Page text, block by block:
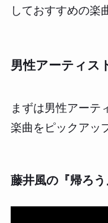
しておすすめの楽
男性アーティス
まずは男性アーテ
楽曲をピックアッ
藤井風の『帰ろう